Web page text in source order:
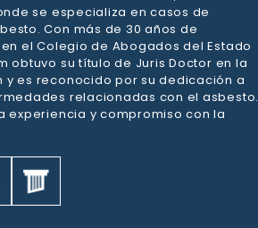
se especializa en casos de
Con más de 30 años de
el Colegio de Abogados del Estado
obtuvo su título de Juris Doctor en la
y es reconocido por su dedicación a
relacionadas con el asbesto.
experiencia y compromiso con la